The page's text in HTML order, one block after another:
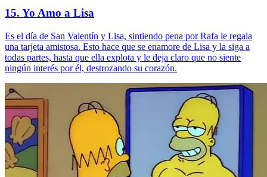
15. Yo Amo a Lisa
Es el día de San Valentín y Lisa, sintiendo pena por Rafa le regala
una tarjeta amistosa. Esto hace que se enamore de Lisa y la siga a
todas partes, hasta que ella explota y le deja claro que no siente
ningún interés por él, destrozando su corazón.